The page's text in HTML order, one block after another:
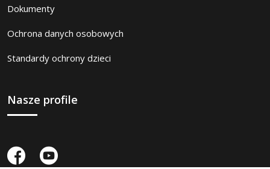
Dokumenty
Ochrona danych osobowych
Standardy ochrony dzieci
Nasze profile